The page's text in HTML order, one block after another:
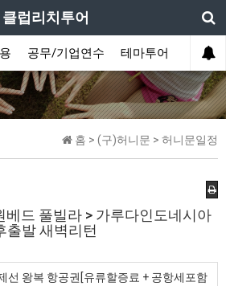
클럽리치투어
공무/기업연수 테마투어 데이투
홈 > (구)허니문 > 허니문일정
베드 풀빌라 > 가루다인도네시아
출발 새벽리턴
선 왕복 항공권[유류할증료 + 공항세포함